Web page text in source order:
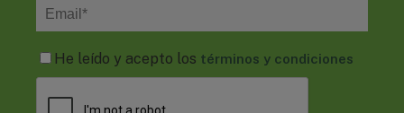
He leído y acepto los términos y condiciones